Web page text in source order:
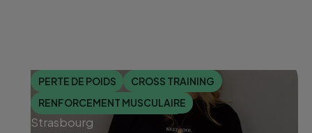
PERTE DE POIDS
CROSS TRAINING
RENFORCEMENT MUSCULAIRE
Strasbourg